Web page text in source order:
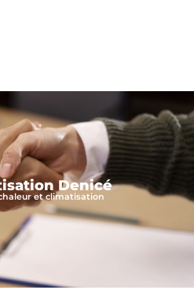
Denicé
et climatisation